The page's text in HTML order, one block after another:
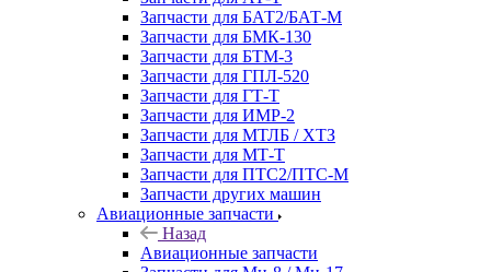
Запчасти для БАТ2/БАТ-М
Запчасти для БМК-130
Запчасти для БТМ-3
Запчасти для ГПЛ-520
Запчасти для ГТ-Т
Запчасти для ИМР-2
Запчасти для МТЛБ / ХТЗ
Запчасти для МТ-Т
Запчасти для ПТС2/ПТС-М
Запчасти других машин
Авиационные запчасти
Назад
Авиационные запчасти